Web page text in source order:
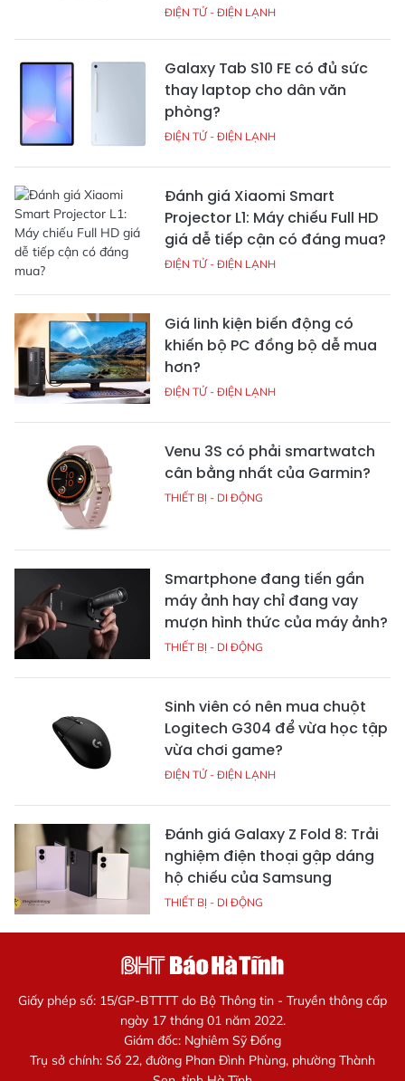
ĐIỆN TỬ - ĐIỆN LẠNH
Galaxy Tab S10 FE có đủ sức
thay laptop cho dân văn
phòng?
ĐIỆN TỬ - ĐIỆN LẠNH
Đánh giá Xiaomi Smart
Projector L1: Máy chiếu Full HD
giá dễ tiếp cận có đáng mua?
ĐIỆN TỬ - ĐIỆN LẠNH
Giá linh kiện biến động có
khiến bộ PC đồng bộ dễ mua
hơn?
ĐIỆN TỬ - ĐIỆN LẠNH
Venu 3S có phải smartwatch
cân bằng nhất của Garmin?
THIẾT BỊ - DI ĐỘNG
Smartphone đang tiến gần
máy ảnh hay chỉ đang vay
mượn hình thức của máy ảnh?
THIẾT BỊ - DI ĐỘNG
Sinh viên có nên mua chuột
Logitech G304 để vừa học tập
vừa chơi game?
ĐIỆN TỬ - ĐIỆN LẠNH
Đánh giá Galaxy Z Fold 8: Trải
nghiệm điện thoại gập dáng
hộ chiếu của Samsung
THIẾT BỊ - DI ĐỘNG
Giấy phép số: 15/GP-BTTTT do Bộ Thông tin - Truyền thông cấp
ngày 17 tháng 01 năm 2022.
Giám đốc: Nghiêm Sỹ Đống
Trụ sở chính: Số 22, đường Phan Đình Phùng, phường Thành